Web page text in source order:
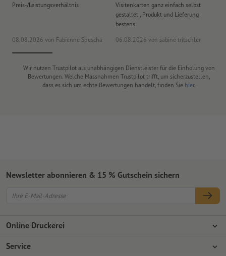
Preis-/Leistungsverhältnis
08.08.2026 von Fabienne Spescha
Visitenkarten ganz einfach selbst
gestaltet , Produkt und Lieferung
bestens
06.08.2026 von sabine tritschler
Wir nutzen Trustpilot als unabhängigen Dienstleister für die Einholung von
Bewertungen. Welche Massnahmen Trustpilot trifft, um sicherzustellen,
dass es sich um echte Bewertungen handelt, finden Sie hier.
Online Druckerei
Über Onlineprinters
Service
Newsletter abonnieren & 15 % Gutschein sichern